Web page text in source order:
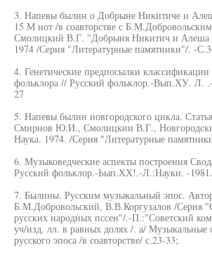
3. Напевы былин о Добрыне Никитиче и
15 М нот /в соавторстве с
Смолицкий В.Г. "Добрыня Никитич и
1974 /Серия "Литературные памятники"/. -
4. Генетические предпосылки
фольклора // Русский фольклор.-Вып.ХУ. Л.
27
5. Напевы былин новгородского цикла.
Смирнов Ю.И., Смолицкии В.Г.,
Наука. 1974. /Серия "Литературные
6. Музыковедческие аспекты построения
Русский фольклор.-Ьып.ХХ!.-Л.:Науки. -
7. Былины. Русским музыкальный эпос.
Б.М.Добровольский, В.В.Коргузалов /Серия
русских народных пссен"/.-П.:"Советский
уч/изд. лл. в равных долях /. а/ Музыкальные
русского эпоса /в соавторстве/ с.23-33;